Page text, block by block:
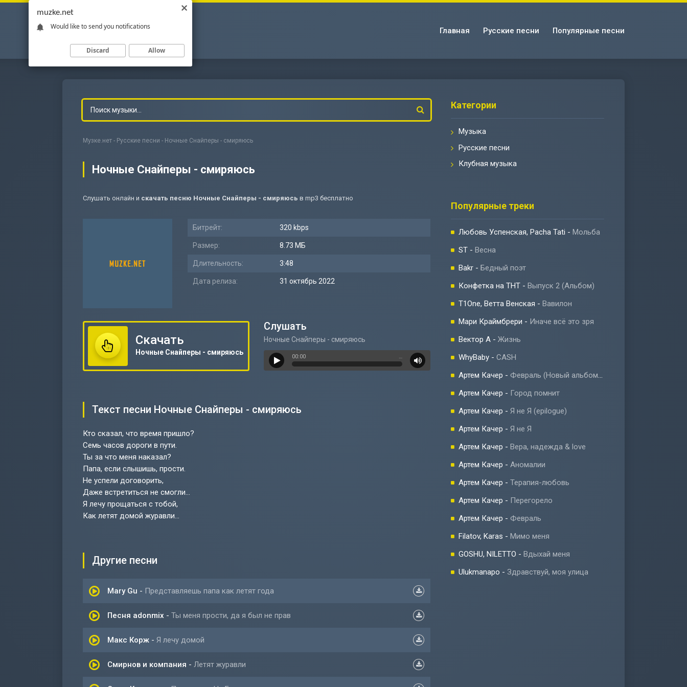
Главная Русские песни Популярные песни
Музке.нет - Русские песни - Ночные Снайперы - смиряюсь
Ночные Снайперы - смиряюсь
Слушать онлайн и скачать песню Ночные Снайперы - смиряюсь в mp3 бесплатно
Битрейт: 320 kbps
Размер: 8.73 МБ
Длительность: 3:48
Дата релиза: 31 октябрь 2022
Скачать
Ночные Снайперы - смиряюсь
Слушать
Ночные Снайперы - смиряюсь
00:00 …
Текст песни Ночные Снайперы - смиряюсь
Кто сказал, что время пришло?
Семь часов дороги в пути.
Ты за что меня наказал?
Папа, если слышишь, прости.
Не успели договорить,
Даже встретиться не смогли...
Я лечу прощаться с тобой,
Как летят домой журавли...
Другие песни
Mary Gu - Представляешь папа как летят года
Песня adonmix - Ты меня прости, да я был не прав
Макс Корж - Я лечу домой
Смирнов и компания - Летят журавли
Категории
Музыка
Русские песни
Клубная музыка
Популярные треки
Любовь Успенская, Pacha Tati - Мольба
ST - Весна
Bakr - Бедный поэт
Конфетка на ТНТ - Выпуск 2 (Альбом)
T1One, Ветта Венская - Вавилон
Мари Краймбрери - Иначе всё это зря
Вектор А - Жизнь
WhyBaby - CASH
Артем Качер - Февраль (Новый альбом 2023)
Артем Качер - Город помнит
Артем Качер - Я не Я (epilogue)
Артем Качер - Я не Я
Артем Качер - Вера, надежда & love
Артем Качер - Аномалии
Артем Качер - Терапия-любовь
Артем Качер - Перегорело
Артем Качер - Февраль
Filatov, Karas - Мимо меня
GOSHU, NILETTO - Вдыхай меня
Ulukmanapo - Здравствуй, моя улица
muzke.net
Would like to send you notifications
Discard Allow